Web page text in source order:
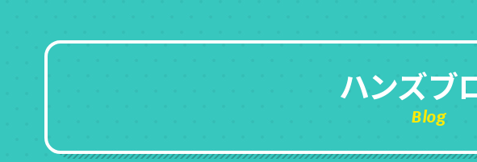
ハンズブ
Blog